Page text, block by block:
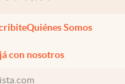
Quiénes Somos
con nosotros